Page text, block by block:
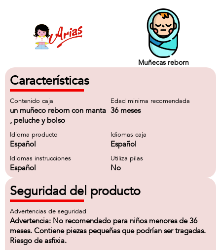
Muñecas reborn
Características
Contenido caja
un muñeco reborn con manta
, peluche y bolso
Edad minima recomendada
36 meses
Idioma producto
Español
Idiomas caja
Español
Idiomas instrucciones
Español
Utiliza pilas
No
Seguridad del producto
Advertencias de seguridad
Advertencia: No recomendado para niños menores de 36
meses. Contiene piezas pequeñas que podrían ser tragadas.
Riesgo de asfixia.